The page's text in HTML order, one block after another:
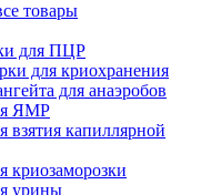
товары
для ПЦР
для криохранения
для анаэробов
ЯМР
взятия капиллярной
криозаморозки
урины